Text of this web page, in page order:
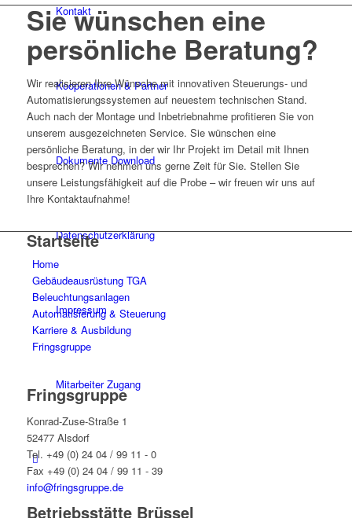
Kontakt
Kooperationen & Partner
Dokumente Download
Datenschutzerklärung
Impressum
Mitarbeiter Zugang
Sie wünschen eine
persönliche Beratung?
Wir realisieren Ihre Wünsche mit innovativen Steuerungs- und
Automatisierungssystemen auf neuestem technischen Stand.
Auch nach der Montage und Inbetriebnahme profitieren Sie von
unserem ausgezeichneten Service. Sie wünschen eine
persönliche Beratung, in der wir Ihr Projekt im Detail mit Ihnen
besprechen? Wir nehmen uns gerne Zeit für Sie. Stellen Sie
unsere Leistungsfähigkeit auf die Probe – wir freuen wir uns auf
Ihre Kontaktaufnahme!
Startseite
Home
Gebäudeausrüstung TGA
Beleuchtungsanlagen
Automatisierung & Steuerung
Karriere & Ausbildung
Fringsgruppe
Fringsgruppe
Konrad-Zuse-Straße 1
52477 Alsdorf
Tel. +49 (0) 24 04 / 99 11 - 0
Fax +49 (0) 24 04 / 99 11 - 39
info@fringsgruppe.de
Betriebsstätte Brüssel